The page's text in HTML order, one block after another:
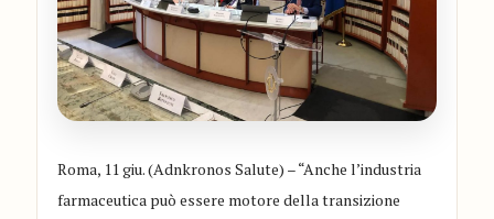
Roma, 11 giu. (Adnkronos Salute) – “Anche l’industria
farmaceutica può essere motore della transizione